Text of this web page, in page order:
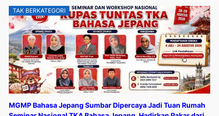
TAK BERKATEGORI
MGMP Bahasa Jepang Sumbar Dipercaya Jadi Tuan Rumah